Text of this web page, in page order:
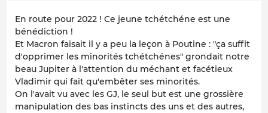
En route pour 2022 ! Ce jeune tchétchéne est une
bénédiction !
Et Macron faisait il y a peu la leçon à Poutine : "ça suffit
d'opprimer les minorités tchétchénes" grondait notre
beau Jupiter à l'attention du méchant et facétieux
Vladimir qui fait qu'embêter ses minorités.
On l'avait vu avec les GJ, le seul but est une grossière
manipulation des bas instincts des uns et des autres,